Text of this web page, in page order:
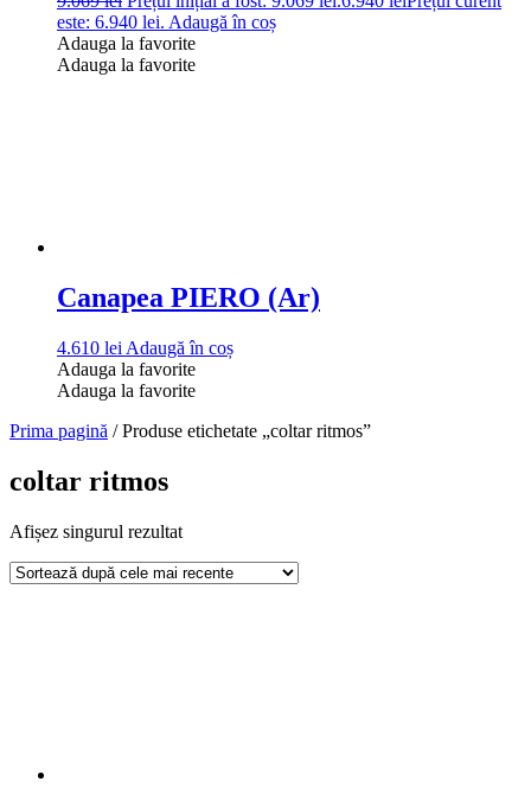
este: 6.940 lei. Adaugă în coș
Adauga la favorite
Adauga la favorite
Canapea PIERO (Ar)
4.610 lei Adaugă în coș
Adauga la favorite
Adauga la favorite
Prima pagină / Produse etichetate „coltar ritmos”
coltar ritmos
Afișez singurul rezultat